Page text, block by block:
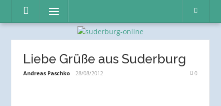
Inhalt
Menü
Liebe Grüße aus Suderburg
Andreas Paschko 28/08/2012 0